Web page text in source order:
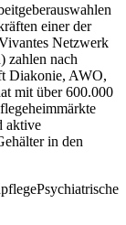
einer der
Netzwerk
zahlen nach
Diakonie, AWO,
mit über 600.000
aktive
in den
Psychiatrische